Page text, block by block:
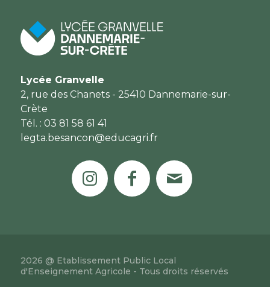
Lycée Granvelle
2, rue des Chanets - 25410 Dannemarie-sur-
Crète
Tél. : 03 81 58 61 41
legta.besancon@educagri.fr
2026 @ Etablissement Public Local
d'Enseignement Agricole - Tous droits réservés